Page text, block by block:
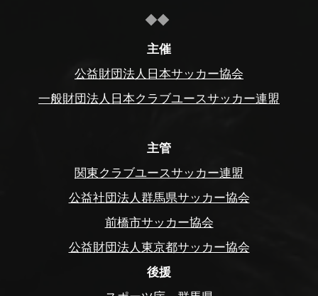
主催
公益財団法人日本サッカー協会
一般財団法人日本クラブユースサッカー連盟
主管
関東クラブユースサッカー連盟
公益社団法人群馬県サッカー協会
前橋市サッカー協会
公益財団法人東京都サッカー協会
後援